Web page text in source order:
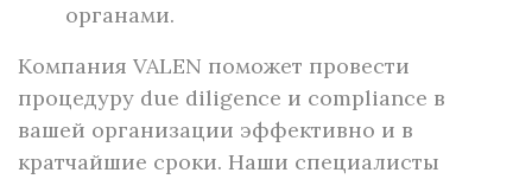
органами.
Компания VALEN поможет провести
процедуру due diligence и compliance в
вашей организации эффективно и в
кратчайшие сроки. Наши специалисты